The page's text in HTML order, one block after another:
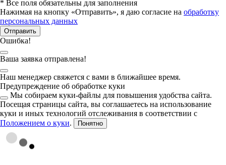
* Все поля обязательны для заполнения
Нажимая на кнопку «Отправить», я даю согласие на обработку
персональных данных
Отправить
Ошибка!
Ваша заявка отправлена!
Наш менеджер свяжется с вами в ближайшее время.
Предупреждение об обработке куки
Мы собираем куки-файлы для повышения удобства сайта.
Посещая страницы сайта, вы соглашаетесь на использование
куки и иных технологий отслеживания в соответствии с
Положением о куки. Понятно